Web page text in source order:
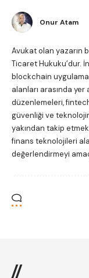
Onur Atam
Avukat olan yazarın
Ticaret Hukuku’dur.
blockchain
alanları arasında
düzenlemeleri,
güvenliği ve
yakından takip
finans teknolojileri
değerlendirmeyi
//